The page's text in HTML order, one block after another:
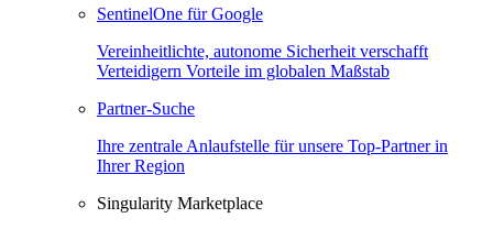
SentinelOne für Google
Vereinheitlichte, autonome Sicherheit verschafft
Verteidigern Vorteile im globalen Maßstab
Partner-Suche
Ihre zentrale Anlaufstelle für unsere Top-Partner in
Ihrer Region
Singularity Marketplace